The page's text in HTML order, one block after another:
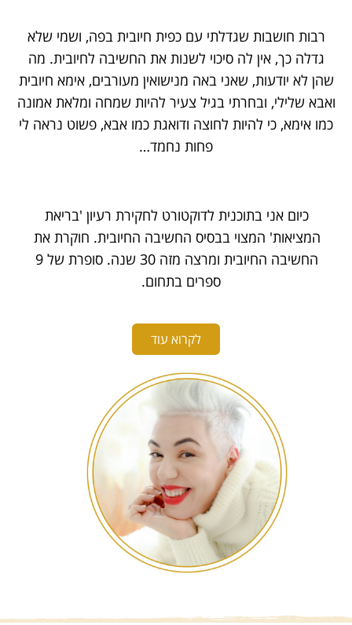
רבות חושבות שגדלתי עם כפית חיובית בפה, ושמי שלא
גדלה כך, אין לה סיכוי לשנות את החשיבה לחיובית. מה
שהן לא יודעות, שאני באה מנישואין מעורבים, אימא חיובית
ואבא שלילי, ובחרתי בגיל צעיר להיות שמחה ומלאת אמונה
כמו אימא, כי להיות לחוצה ודואגת כמו אבא, פשוט נראה לי
פחות נחמד…
כיום אני בתוכנית לדוקטורט לחקירת רעיון 'בריאת
המציאות' המצוי בבסיס החשיבה החיובית. חוקרת את
החשיבה החיובית ומרצה מזה 30 שנה. סופרת של 9
ספרים בתחום.
לקרוא עוד